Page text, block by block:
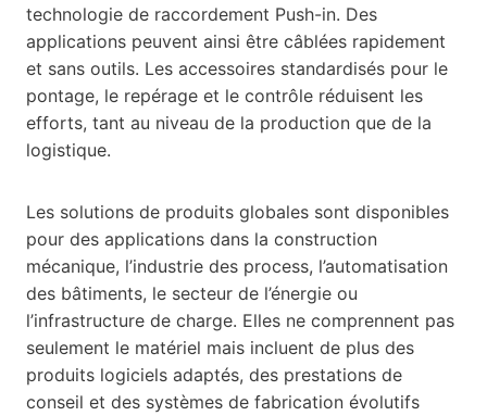
technologie de raccordement Push-in. Des
applications peuvent ainsi être câblées rapidement
et sans outils. Les accessoires standardisés pour le
pontage, le repérage et le contrôle réduisent les
efforts, tant au niveau de la production que de la
logistique.
Les solutions de produits globales sont disponibles
pour des applications dans la construction
mécanique, l’industrie des process, l’automatisation
des bâtiments, le secteur de l’énergie ou
l’infrastructure de charge. Elles ne comprennent pas
seulement le matériel mais incluent de plus des
produits logiciels adaptés, des prestations de
conseil et des systèmes de fabrication évolutifs